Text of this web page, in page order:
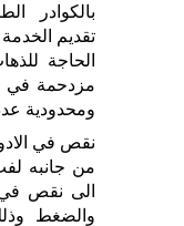
بالكوادر
تقديم
الحاجة
مزدحمة في
ومحدودية
نقص في
من جانبه
الى نقص في
والضغط